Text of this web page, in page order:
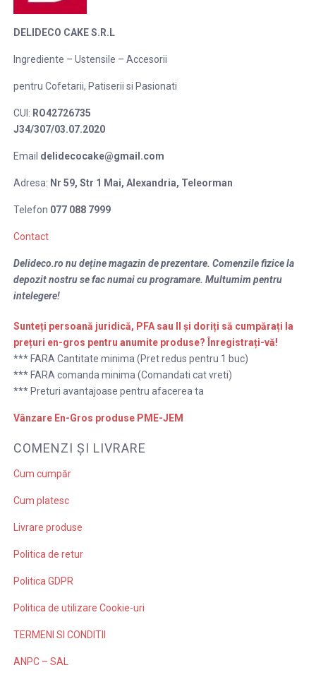
DELIDECO CAKE S.R.L
Ingrediente – Ustensile – Accesorii
pentru Cofetarii, Patiserii si Pasionati
CUI: RO42726735
J34/307/03.07.2020
Email delidecocake@gmail.com
Adresa: Nr 59, Str 1 Mai, Alexandria, Teleorman
Telefon 077 088 7999
Contact
Delideco.ro nu deține magazin de prezentare. Comenzile fizice la
depozit nostru se fac numai cu programare. Multumim pentru
intelegere!
Sunteți persoană juridică, PFA sau II și doriți să cumpărați la
prețuri en-gros pentru anumite produse? Înregistrați-vă!
*** FARA Cantitate minima (Pret redus pentru 1 buc)
*** FARA comanda minima (Comandati cat vreti)
*** Preturi avantajoase pentru afacerea ta
Vânzare En-Gros produse PME-JEM
COMENZI ȘI LIVRARE
Cum cumpăr
Cum platesc
Livrare produse
Politica de retur
Politica GDPR
Politica de utilizare Cookie-uri
TERMENI SI CONDITII
ANPC – SAL